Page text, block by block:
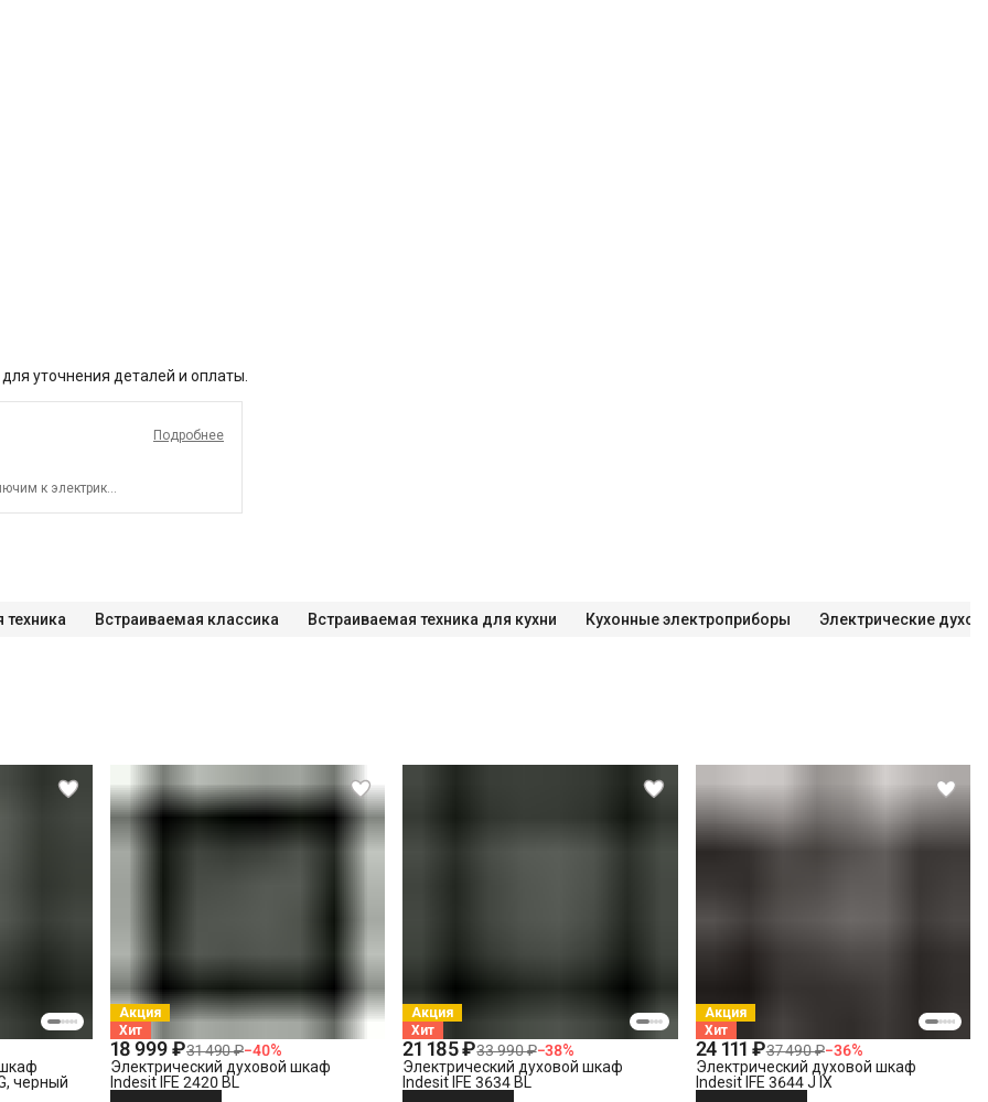
уточнения деталей и оплаты.
Подробнее
к электрике.
техника Встраиваемая классика Встраиваемая техника для кухни Кухонные электроприборы Электрические
черный
Акция
Хит
18 999 ₽31 490 ₽−40%
Электрический духовой шкаф
Indesit IFE 2420 BL
Акция
Хит
21 185 ₽33 990 ₽−38%
Электрический духовой шкаф
Indesit IFE 3634 BL
Акция
Хит
24 111 ₽37 490 ₽−36%
Электрический духовой шкаф
Indesit IFE 3644 J IX